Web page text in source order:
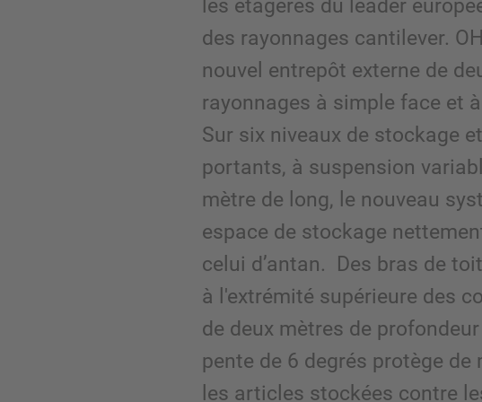
les étagères du leader
des rayonnages cantilever.
nouvel entrepôt externe de
rayonnages à simple face et
Sur six niveaux de stockage
portants, à suspension
mètre de long, le nouveau
espace de stockage
celui d’antan. Des bras de
à l'extrémité supérieure des
de deux mètres de
pente de 6 degrés protège de
les articles stockées contre